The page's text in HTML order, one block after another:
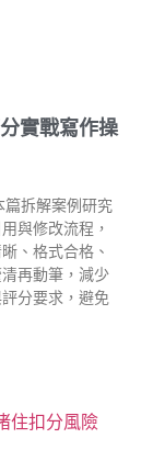
實戰寫作操
拆解案例研究
與修改流程，
、格式合格、
再動筆，減少
分要求，避免